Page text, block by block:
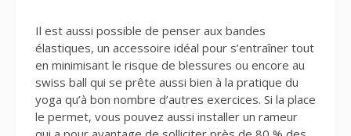
Il est aussi possible de penser aux bandes
élastiques, un accessoire idéal pour s’entraîner tout
en minimisant le risque de blessures ou encore au
swiss ball qui se prête aussi bien à la pratique du
yoga qu’à bon nombre d’autres exercices. Si la place
le permet, vous pouvez aussi installer un rameur